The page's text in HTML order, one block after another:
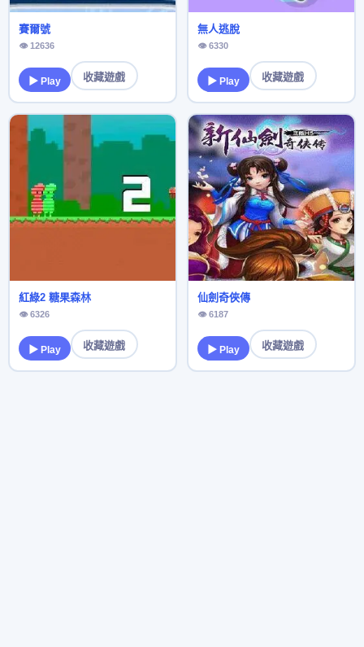
賽爾號
👁 12636
▶ Play 收藏遊戲
無人逃脫
👁 6330
▶ Play 收藏遊戲
紅綠2 糖果森林
👁 6326
▶ Play 收藏遊戲
仙劍奇俠傳
👁 6187
▶ Play 收藏遊戲